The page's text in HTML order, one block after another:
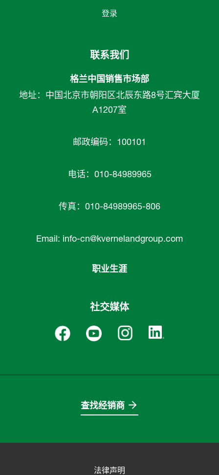
登录
联系我们
格兰中国销售市场部
地址：中国北京市朝阳区北辰东路8号汇宾大厦
A1207室
邮政编码：100101
电话：010-84989965
传真：010-84989965-806
Email: info-cn@kvernelandgroup.com
职业生涯
社交媒体
查找经销商
法律声明